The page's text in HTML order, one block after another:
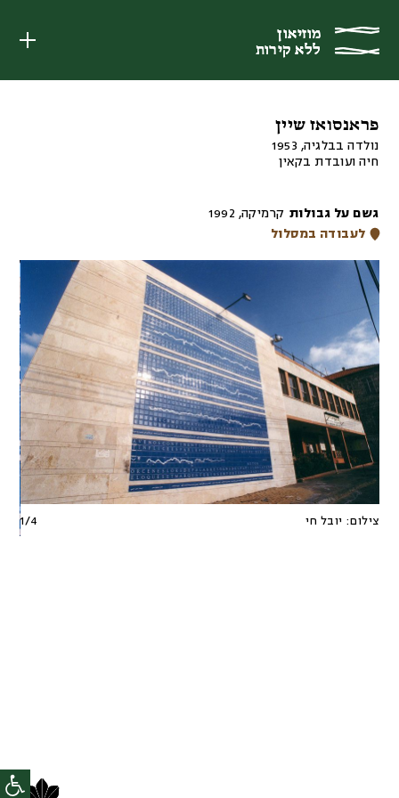
מוזיאון
ללא קירות
מוזיאון
ללא קירות
פראנסואז שיין
נולדה בבלגיה, 1953
חיה ועובדת בקאין
גשם על גבולות קרמיקה,
1992
לעבודה במסלול
צילום: יובל חי 1/4